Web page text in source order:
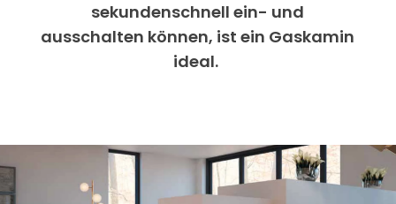
sekundenschnell ein- und
ausschalten können, ist ein Gaskamin
ideal.